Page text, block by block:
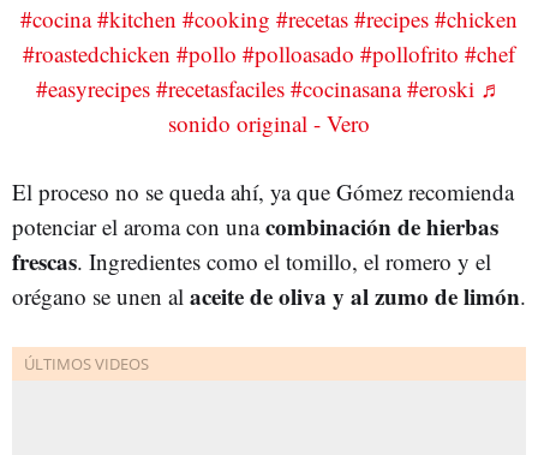
#cocina #kitchen #cooking #recetas #recipes #chicken
#roastedchicken #pollo #polloasado #pollofrito #chef
#easyrecipes #recetasfaciles #cocinasana #eroski ♬
sonido original - Vero
El proceso no se queda ahí, ya que Gómez recomienda
potenciar el aroma con unacombinación de hierbas
frescas. Ingredientes como el tomillo, el romero y el
orégano se unen al aceite de oliva y al zumo de limón.